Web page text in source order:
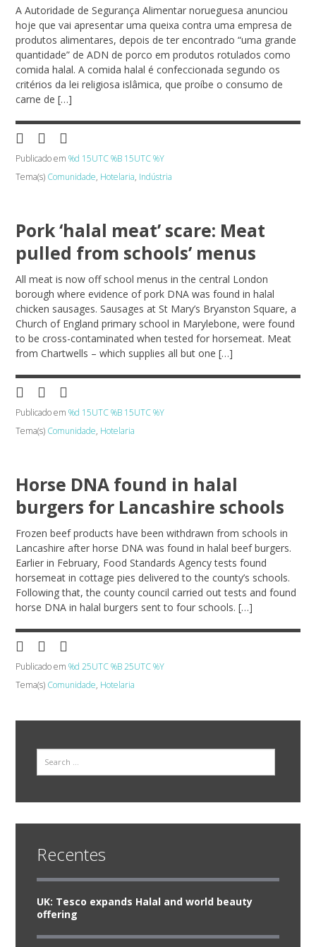
A Autoridade de Segurança Alimentar norueguesa anunciou
hoje que vai apresentar uma queixa contra uma empresa de
produtos alimentares, depois de ter encontrado “uma grande
quantidade” de ADN de porco em produtos rotulados como
comida halal. A comida halal é confeccionada segundo os
critérios da lei religiosa islâmica, que proíbe o consumo de
carne de […]
Publicado em%d 15UTC %B 15UTC %Y
Tema(s) Comunidade, Hotelaria, Indústria
Pork ‘halal meat’ scare: Meat
pulled from schools’ menus
All meat is now off school menus in the central London
borough where evidence of pork DNA was found in halal
chicken sausages. Sausages at St Mary’s Bryanston Square, a
Church of England primary school in Marylebone, were found
to be cross-contaminated when tested for horsemeat. Meat
from Chartwells – which supplies all but one […]
Publicado em%d 15UTC %B 15UTC %Y
Tema(s) Comunidade, Hotelaria
Horse DNA found in halal
burgers for Lancashire schools
Frozen beef products have been withdrawn from schools in
Lancashire after horse DNA was found in halal beef burgers.
Earlier in February, Food Standards Agency tests found
horsemeat in cottage pies delivered to the county’s schools.
Following that, the county council carried out tests and found
horse DNA in halal burgers sent to four schools. […]
Publicado em%d 25UTC %B 25UTC %Y
Tema(s) Comunidade, Hotelaria
Search
Recentes
UK: Tesco expands Halal and world beauty
offering